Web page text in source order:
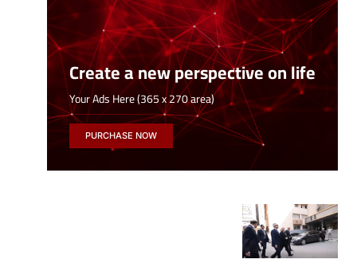
Create a new perspective on life
Your Ads Here (365 x 270 area)
PURCHASE NOW